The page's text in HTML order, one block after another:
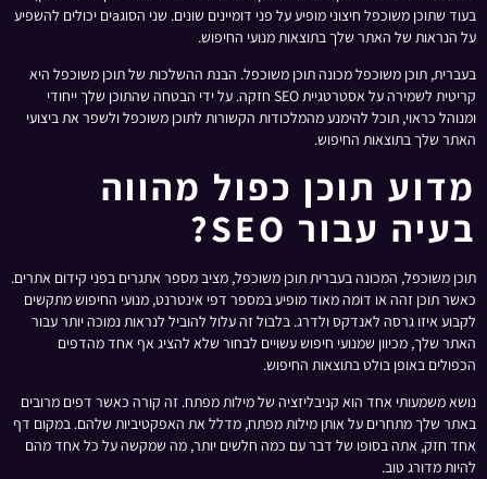
בעוד שתוכן משוכפל חיצוני מופיע על פני דומיינים שונים. שני הסוגaים יכולים להשפיע
על הנראות של האתר שלך בתוצאות מנועי החיפוש.
בעברית, תוכן משוכפל מכונה תוכן משוכפל. הבנת ההשלכות של תוכן משוכפל היא
קריטית לשמירה על אסטרטגיית SEO חזקה. על ידי הבטחה שהתוכן שלך ייחודי
ומנוהל כראוי, תוכל להימנע מהמלכודות הקשורות לתוכן משוכפל ולשפר את ביצועי
האתר שלך בתוצאות החיפוש.
מדוע תוכן כפול מהווה
בעיה עבור SEO?
תוכן משוכפל, המכונה בעברית תוכן משוכפל, מציב מספר אתגרים בפני קידום אתרים.
כאשר תוכן זהה או דומה מאוד מופיע במספר דפי אינטרנט, מנועי החיפוש מתקשים
לקבוע איזו גרסה לאנדקס ולדרג. בלבול זה עלול להוביל לנראות נמוכה יותר עבור
האתר שלך, מכיוון שמנועי חיפוש עשויים לבחור שלא להציג אף אחד מהדפים
הכפולים באופן בולט בתוצאות החיפוש.
נושא משמעותי אחד הוא קניבליזציה של מילות מפתח. זה קורה כאשר דפים מרובים
באתר שלך מתחרים על אותן מילות מפתח, מדלל את האפקטיביות שלהם. במקום דף
אחד חזק, אתה בסופו של דבר עם כמה חלשים יותר, מה שמקשה על כל אחד מהם
להיות מדורג טוב.